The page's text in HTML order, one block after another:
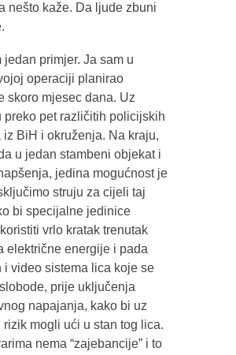
nešto kaže. Da ljude zbuni
jedan primjer. Ja sam u
operaciji planirao
skoro mjesec dana. Uz
preko pet različitih policijskih
iz BiH i okruženja. Na kraju,
u jedan stambeni objekat i
jedina mogućnost je
struju za cijeli taj
bi specijalne jedinice
vrlo kratak trenutak
električne energije i pada
i video sistema lica koje se
prije uključenja
napajanja, kako bi uz
rizik mogli ući u stan tog lica.
nema “zajebancije” i to